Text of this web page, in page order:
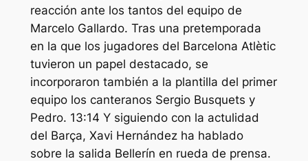
reacción ante los tantos del equipo de
Marcelo Gallardo. Tras una pretemporada
en la que los jugadores del Barcelona Atlètic
tuvieron un papel destacado, se
incorporaron también a la plantilla del primer
equipo los canteranos Sergio Busquets y
Pedro. 13:14 Y siguiendo con la actulidad
del Barça, Xavi Hernández ha hablado
sobre la salida Bellerín en rueda de prensa.